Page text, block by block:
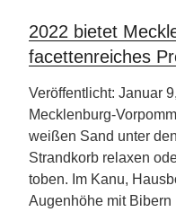
2022 bietet
facettenreiches
Veröffentlicht: Januar
Mecklenburg-
weißen Sand unter
Strandkorb relaxen
toben. Im Kanu,
Augenhöhe mit